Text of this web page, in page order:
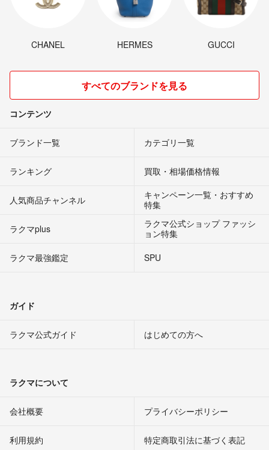
CHANEL HERMES GUCCI
すべてのブランドを見る
コンテンツ
ブランド一覧 カテゴリ一覧
ランキング 買取・相場価格情報
人気商品チャンネル
キャンペーン一覧・おすすめ
特集
ラクマplus
ラクマ公式ショップ ファッシ
ョン特集
ラクマ最強鑑定
SPU
ガイド
ラクマ公式ガイド はじめての方へ
ラクマについて
会社概要 プライバシーポリシー
利用規約 特定商取引法に基づく表記